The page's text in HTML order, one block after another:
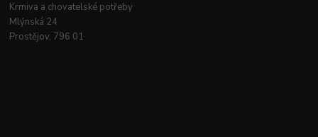
Krmiva a chovatelské potřeby
Mlýnská 24
Prostějov, 796 01